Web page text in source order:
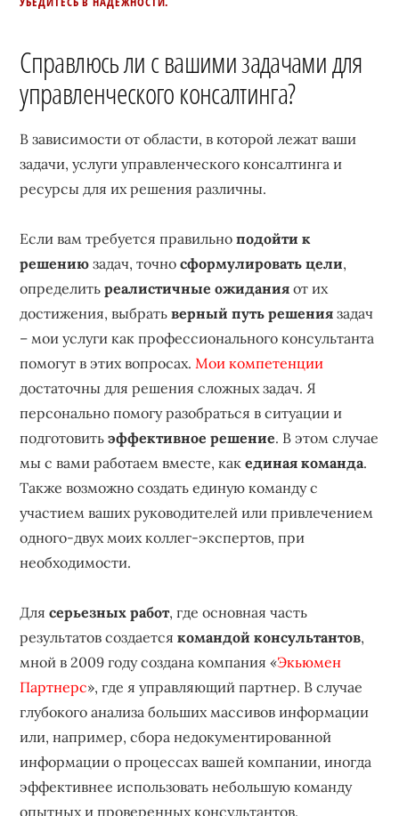
Справлюсь ли с вашими задачами для
управленческого консалтинга?
В зависимости от области, в которой лежат ваши
задачи, услуги управленческого консалтинга и
ресурсы для их решения различны.
Если вам требуется правильноподойти к
решению задач, точносформулировать цели,
определитьреалистичные ожидания от их
достижения, выбратьверный путь решения задач
– мои услуги как профессионального консультанта
помогут в этих вопросах.Мои компетенции
достаточны для решения сложных задач. Я
персонально помогу разобраться в ситуации и
подготовитьэффективное решение. В этом случае
мы с вами работаем вместе, какединая команда.
Также возможно создать единую команду с
участием ваших руководителей или привлечением
одного-двух моих коллег-экспертов, при
необходимости.
Длясерьезных работ, где основная часть
результатов создаетсякомандой консультантов,
мной в 2009 году создана компания «Экьюмен
Партнерс», где я управляющий партнер. В случае
глубокого анализа больших массивов информации
или, например, сбора недокументированной
информации о процессах вашей компании, иногда
эффективнее использовать небольшую команду
опытных и проверенных консультантов.